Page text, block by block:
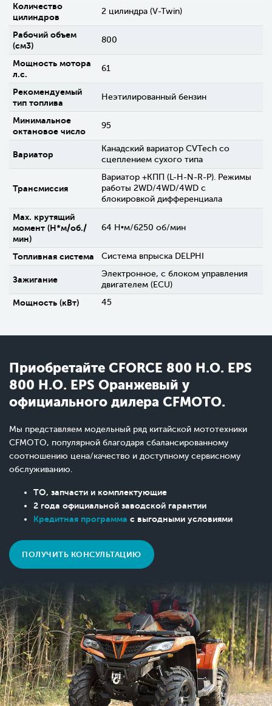
Количество
цилиндров
2 цилиндра (V-Twin)
Рабочий объем
(см3)
800
Мощность мотора
л.с.
61
Рекомендуемый
тип топлива
Неэтилированный бензин
Минимальное
октановое число
95
Вариатор
Канадский вариатор CVTech со
сцеплением сухого типа
Трансмиссия
Вариатор +КПП (L-H-N-R-P). Режимы
работы 2WD/4WD/4WD c
блокировкой дифференциала
Max. крутящий
момент (H*м/об./
мин)
64 Н•м/6250 об/мин
Топливная система Cистема впрыска DELPHI
Зажигание
Электронное, с блоком управления
двигателем (ECU)
Мощность (кВт) 45
Приобретайте CFORCE 800 H.O. EPS
800 H.O. EPS Оранжевый у
официального дилера CFMOTO.
Мы представляем модельный ряд китайской мототехники
CFMOTO, популярной благодаря сбалансированному
соотношению цена/качество и доступному сервисному
обслуживанию.
ТО, запчасти и комплектующие
2 года официальной заводской гарантии
Кредитная программа с выгодными условиями
ПОЛУЧИТЬ КОНСУЛЬТАЦИЮ